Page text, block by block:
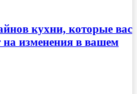
кухни, которые вас
на изменения в вашем